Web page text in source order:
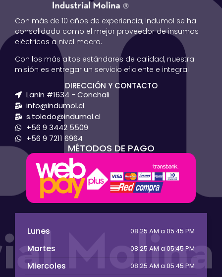
Con más de 10 años de experiencia, Indumol se ha
consolidado como el mejor proveedor de insumos
eléctricos a nivel macro.
Con los más altos estándares de calidad, nuestra
misión es entregar un servicio eficiente e integral
DIRECCIÓN Y CONTACTO
Lanin #1634 - Conchali
info@indumol.cl
s.toledo@indumol.cl
+56 9 3442 5509
+56 9 7211 6964
MÉTODOS DE PAGO
Lunes 08:25 AM a 05:45 PM
Martes 08:25 AM a 05:45 PM
Miercoles 08:25 AM a 05:45 PM